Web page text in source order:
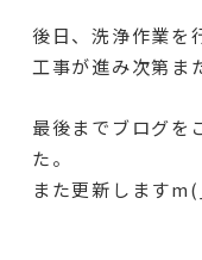
後日、洗浄作業を
工事が進み次第
最後までブログを
た。
また更新します